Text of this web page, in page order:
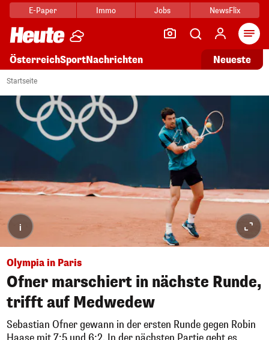
E-Paper Immo Jobs NewsFlix
ÖsterreichSportNachrichten Neueste
Startseite
i
Olympia in Paris
Ofner marschiert in nächste Runde,
trifft auf Medwedew
Sebastian Ofner gewann in der ersten Runde gegen Robin